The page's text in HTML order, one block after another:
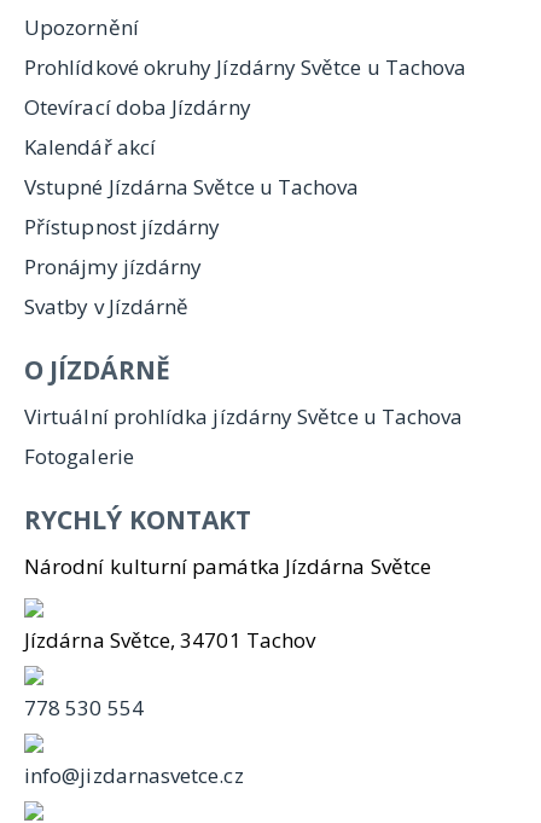
Upozornění
Prohlídkové okruhy Jízdárny Světce u Tachova
Otevírací doba Jízdárny
Kalendář akcí
Vstupné Jízdárna Světce u Tachova
Přístupnost jízdárny
Pronájmy jízdárny
Svatby v Jízdárně
O JÍZDÁRNĚ
Virtuální prohlídka jízdárny Světce u Tachova
Fotogalerie
RYCHLÝ KONTAKT
Národní kulturní památka Jízdárna Světce
Jízdárna Světce, 34701 Tachov
778 530 554
info@jizdarnasvetce.cz